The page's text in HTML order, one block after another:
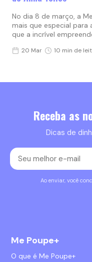
No dia 8 de março, a
mais que especial para
que a incrível
20 Mar 10 min de
Receba as
Dicas de
Ao enviar, você
Me Poupe+
O que é Me Poupe+